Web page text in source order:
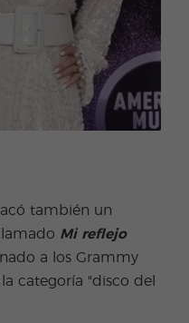
también un
Mi reflejo
a los Grammy
categoría "disco del